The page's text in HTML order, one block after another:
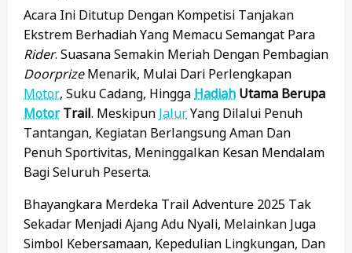
Acara Ini Ditutup Dengan Kompetisi Tanjakan
Ekstrem Berhadiah Yang Memacu Semangat Para
Rider. Suasana Semakin Meriah Dengan Pembagian
DoorprizeMenarik, Mulai Dari Perlengkapan
Motor, Suku Cadang, Hingga Hadiah Utama Berupa
MotorTrail. Meskipun JalurYang Dilalui Penuh
Tantangan, Kegiatan Berlangsung Aman Dan
Penuh Sportivitas, Meninggalkan Kesan Mendalam
Bagi Seluruh Peserta.
Bhayangkara Merdeka Trail Adventure 2025 Tak
Sekadar Menjadi Ajang Adu Nyali, Melainkan Juga
Simbol Kebersamaan, Kepedulian Lingkungan, Dan